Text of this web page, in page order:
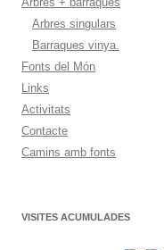
Arbres singulars
Barraques vinya.
Fonts del Món
Links
Activitats
Contacte
Camins amb fonts
VISITES ACUMULADES